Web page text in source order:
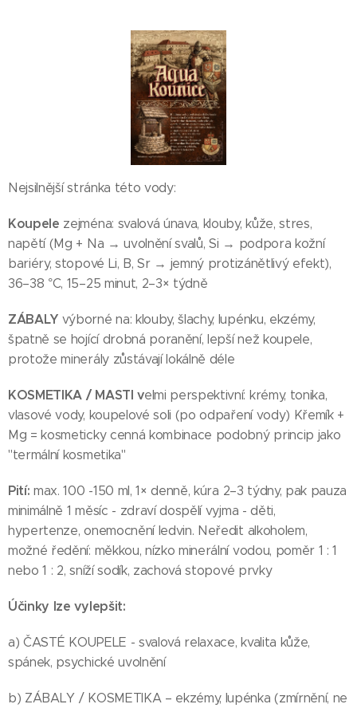
Nejsilnější stránka této vody:
Koupele zejména: svalová únava, klouby, kůže, stres,
napětí (Mg + Na → uvolnění svalů, Si → podpora kožní
bariéry, stopové Li, B, Sr → jemný protizánětlivý efekt),
36–38 °C, 15–25 minut, 2–3× týdně
ZÁBALY výborné na: klouby, šlachy, lupénku, ekzémy,
špatně se hojící drobná poranění, lepší než koupele,
protože minerály zůstávají lokálně déle
KOSMETIKA / MASTI velmi perspektivní: krémy, tonika,
vlasové vody, koupelové soli (po odpaření vody) Křemík +
Mg = kosmeticky cenná kombinace podobný princip jako
"termální kosmetika"
Pití: max. 100 -150 ml, 1× denně, kúra 2–3 týdny, pak pauza
minimálně 1 měsíc - zdraví dospělí vyjma - děti,
hypertenze, onemocnění ledvin. Neředit alkoholem,
možné ředění: měkkou, nízko minerální vodou, poměr 1 : 1
nebo 1 : 2, sníží sodík, zachová stopové prvky
Účinky lze vylepšit:
a) ČASTÉ KOUPELE - svalová relaxace, kvalita kůže,
spánek, psychické uvolnění
b) ZÁBALY / KOSMETIKA – ekzémy, lupénka (zmírnění, ne